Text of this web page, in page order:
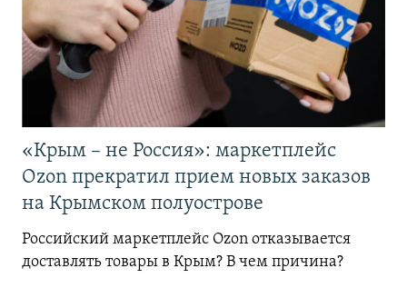
«Крым – не Россия»: маркетплейс
Ozon прекратил прием новых заказов
на Крымском полуострове
Российский маркетплейс Ozon отказывается
доставлять товары в Крым? В чем причина?